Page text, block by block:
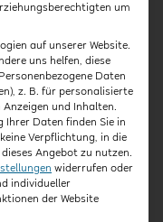
ziel- und
zu plaudern.
und Methoden für
Kindes erarbeitet
auf
der Fachkräfte
auf.
um
auf unserer Website.
uns helfen, diese
Personenbezogene Daten
z. B. für personalisierte
und Inhalten.
Ihrer Daten finden Sie in
Verpflichtung, in die
Angebot zu nutzen.
widerrufen oder
individueller
der Website